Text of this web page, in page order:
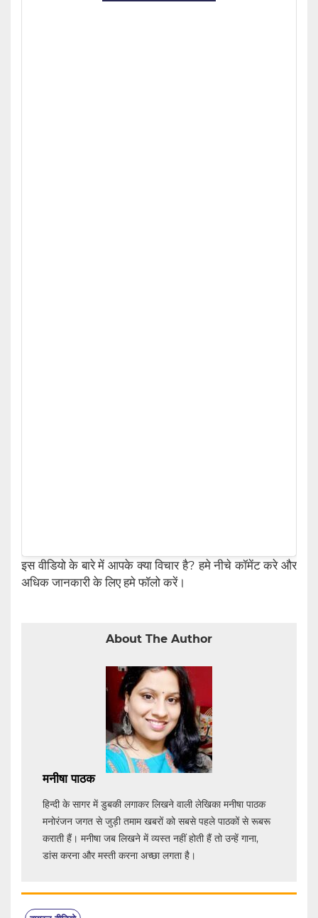
इस वीडियो के बारे में आपके क्या विचार है? हमे नीचे कॉमेंट करे और
अधिक जानकारी के लिए हमे फॉलो करें।
About The Author
मनीषा पाठक
हिन्दी के सागर में डुबकी लगाकर लिखने वाली लेखिका मनीषा पाठक
मनोरंजन जगत से जुड़ी तमाम खबरों को सबसे पहले पाठकों से रूबरू
कराती हैं। मनीषा जब लिखने में व्यस्त नहीं होती हैं तो उन्हें गाना,
डांस करना और मस्ती करना अच्छा लगता है।